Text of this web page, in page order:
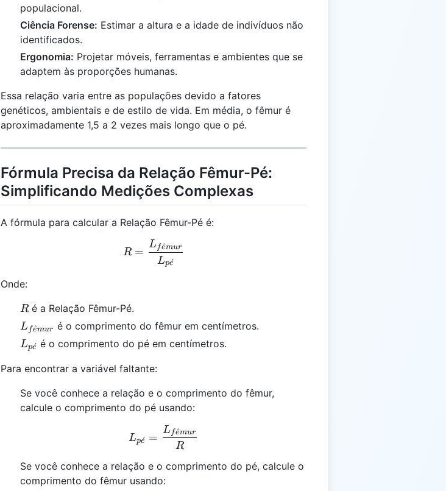
populacional.
Ciência Forense: Estimar a altura e a idade de indivíduos não
identificados.
Ergonomia: Projetar móveis, ferramentas e ambientes que se
adaptem às proporções humanas.
Essa relação varia entre as populações devido a fatores
genéticos, ambientais e de estilo de vida. Em média, o fêmur é
aproximadamente 1,5 a 2 vezes mais longo que o pé.
Fórmula Precisa da Relação Fêmur-Pé:
Simplificando Medições Complexas
A fórmula para calcular a Relação Fêmur-Pé é:
R = \frac{L_{fêmur}}{L_{pé}}
R =
Lpe
ˊ
Lfe
^mur
Onde:
R
Ré a Relação Fêmur-Pé.
L_{fêmur}
Lfe
^mur é o comprimento do fêmur em centímetros.
L_{pé}
Lpe
ˊ é o comprimento do pé em centímetros.
Para encontrar a variável faltante:
Se você conhece a relação e o comprimento do fêmur,
calcule o comprimento do pé usando:
L_{pé} = \frac{L_{fêmur}}{R}
Lpe
ˊ =
R
Lfe
^mur
Se você conhece a relação e o comprimento do pé, calcule o
comprimento do fêmur usando: